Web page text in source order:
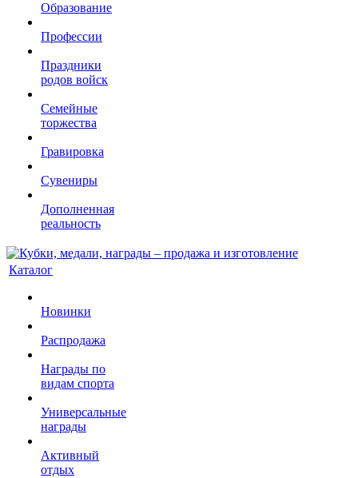
Образование
Профессии
Праздники
родов войск
Семейные
торжества
Гравировка
Сувениры
Дополненная
реальность
Каталог
Новинки
Распродажа
Награды по
видам спорта
Универсальные
награды
Активный
отдых